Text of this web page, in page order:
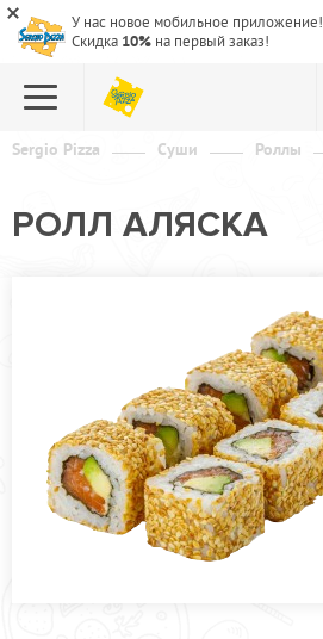
У нас новое мобильное приложение!
Скидка 10% на первый заказ!
СУШИ
ПАСТА
ГОРЯЧЕЕ
СУПЫ
НАПИТКИ
ДЕСЕРТЫ
ПРОЧЕЕ
Sergio Pizza Суши Роллы
РОЛЛ АЛЯСКА